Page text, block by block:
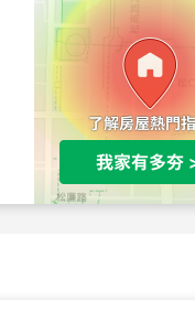
總價
490萬
總價
1,808萬